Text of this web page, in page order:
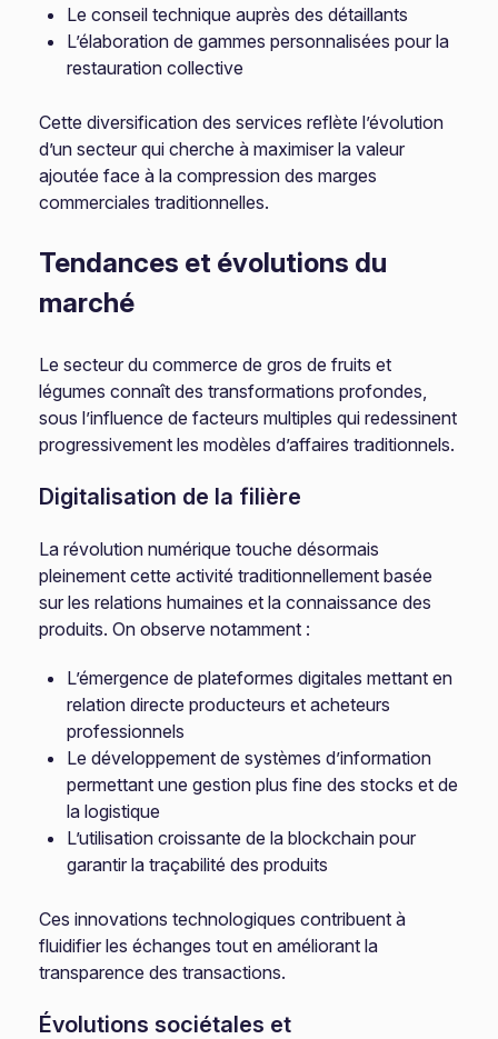
Le conseil technique auprès des détaillants
L’élaboration de gammes personnalisées pour la
restauration collective
Cette diversification des services reflète l’évolution
d’un secteur qui cherche à maximiser la valeur
ajoutée face à la compression des marges
commerciales traditionnelles.
Tendances et évolutions du
marché
Le secteur du commerce de gros de fruits et
légumes connaît des transformations profondes,
sous l’influence de facteurs multiples qui redessinent
progressivement les modèles d’affaires traditionnels.
Digitalisation de la filière
La révolution numérique touche désormais
pleinement cette activité traditionnellement basée
sur les relations humaines et la connaissance des
produits. On observe notamment :
L’émergence de plateformes digitales mettant en
relation directe producteurs et acheteurs
professionnels
Le développement de systèmes d’information
permettant une gestion plus fine des stocks et de
la logistique
L’utilisation croissante de la blockchain pour
garantir la traçabilité des produits
Ces innovations technologiques contribuent à
fluidifier les échanges tout en améliorant la
transparence des transactions.
Évolutions sociétales et